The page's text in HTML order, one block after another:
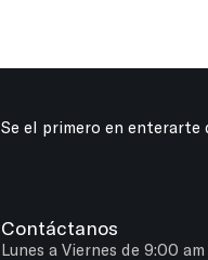
Se el primero en enterarte
Contáctanos
Lunes a Viernes de 9:00